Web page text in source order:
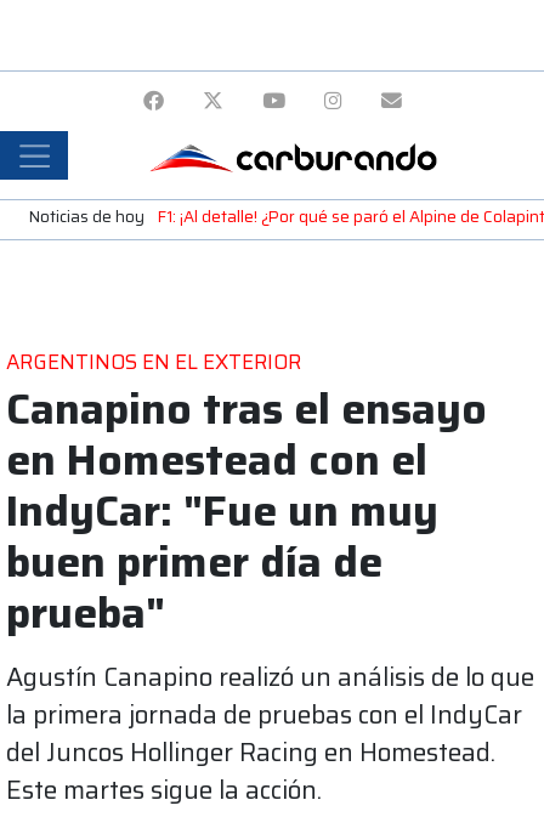
Noticias de hoy F1: ¡Al detalle! ¿Por qué se paró el Alpine de
ARGENTINOS EN EL EXTERIOR
Canapino tras el ensayo
en Homestead con el
IndyCar: "Fue un muy
buen primer día de
prueba"
Agustín Canapino realizó un análisis de lo que
la primera jornada de pruebas con el IndyCar
del Juncos Hollinger Racing en Homestead.
Este martes sigue la acción.